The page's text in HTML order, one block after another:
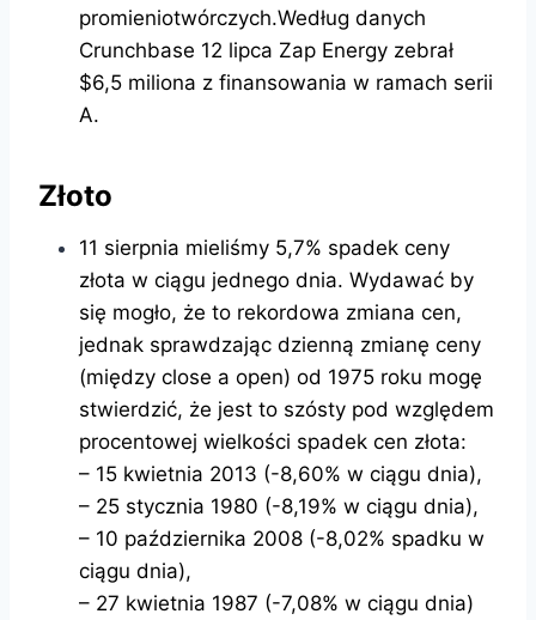
promieniotwórczych.Według danych
Crunchbase 12 lipca Zap Energy zebrał
$6,5 miliona z finansowania w ramach serii
A.
Złoto
11 sierpnia mieliśmy 5,7% spadek ceny
złota w ciągu jednego dnia. Wydawać by
się mogło, że to rekordowa zmiana cen,
jednak sprawdzając dzienną zmianę ceny
(między close a open) od 1975 roku mogę
stwierdzić, że jest to szósty pod względem
procentowej wielkości spadek cen złota:
– 15 kwietnia 2013 (-8,60% w ciągu dnia),
– 25 stycznia 1980 (-8,19% w ciągu dnia),
– 10 października 2008 (-8,02% spadku w
ciągu dnia),
– 27 kwietnia 1987 (-7,08% w ciągu dnia)